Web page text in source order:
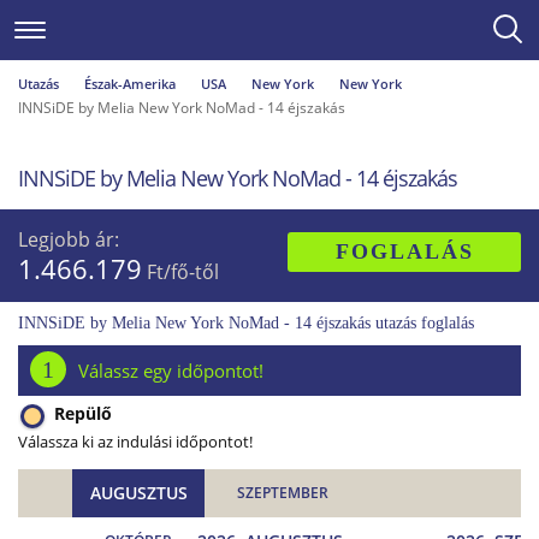
Utazás Észak-Amerika USA New York New York
INNSiDE by Melia New York NoMad - 14 éjszakás
INNSiDE by Melia New York NoMad - 14 éjszakás
Legjobb ár:
1.466.179 Ft/fő-től
FOGLALÁS
INNSiDE by Melia New York NoMad - 14 éjszakás utazás foglalás
1 Válassz egy időpontot!
Repülő
Válassza ki az indulási időpontot!
AUGUSZTUS SZEPTEMBER